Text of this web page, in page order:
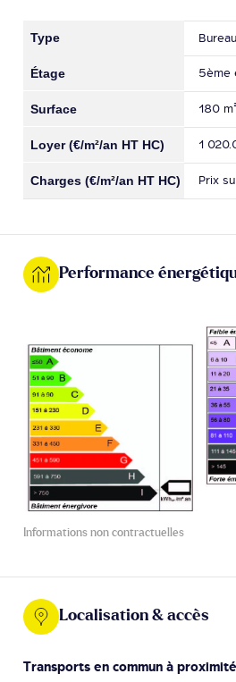
5ème
180 m²
1
Prix
Performance
Informations non contractuelles
Localisation & accès
Transports en commun à proximité